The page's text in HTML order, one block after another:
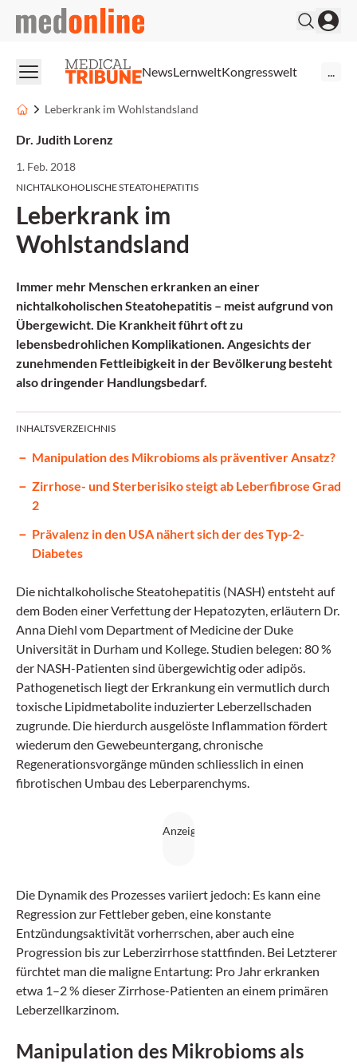
medonline
NewsLernweltKongresswelt
Leberkrank im Wohlstandsland
Dr. Judith Lorenz
1. Feb. 2018
NICHTALKOHOLISCHE STEATOHEPATITIS
Leberkrank im
Wohlstandsland
Immer mehr Menschen erkranken an einer
nichtalkoholischen Steatohepatitis – meist aufgrund von
Übergewicht. Die Krankheit führt oft zu
lebensbedrohlichen Komplikationen. Angesichts der
zunehmenden Fettleibigkeit in der Bevölkerung besteht
also dringender Handlungsbedarf.
INHALTSVERZEICHNIS
Manipulation des Mikrobioms als präventiver Ansatz?
Zirrhose- und Sterberisiko steigt ab Leberfibrose Grad
2
Prävalenz in den USA nähert sich der des Typ-2-
Diabetes
Die nichtalkoholische Steatohepatitis (NASH) entsteht auf
dem Boden einer Verfettung der Hepatozyten, erläutern Dr.
Anna Diehl vom Department of Medicine der Duke
Universität in Durham und Kollege. Studien belegen: 80 %
der NASH-Patienten sind übergewichtig oder adipös.
Pathogenetisch liegt der Erkrankung ein vermutlich durch
toxische Lipidmetabolite induzierter Leberzellschaden
zugrunde. Die hierdurch ausgelöste Inflammation fördert
wiederum den Gewebeuntergang, chronische
Regenerationsvorgänge münden schliesslich in einen
fibrotischen Umbau des Leberparenchyms.
Die Dynamik des Prozesses variiert jedoch: Es kann eine
Regression zur Fettleber geben, eine konstante
Entzündungsaktivität vorherrschen, aber auch eine
Progression bis zur Leberzirrhose stattfinden. Bei Letzterer
fürchtet man die maligne Entartung: Pro Jahr erkranken
etwa 1–2 % dieser Zirrhose-Patienten an einem primären
Leberzellkarzinom.
Manipulation des Mikrobioms als